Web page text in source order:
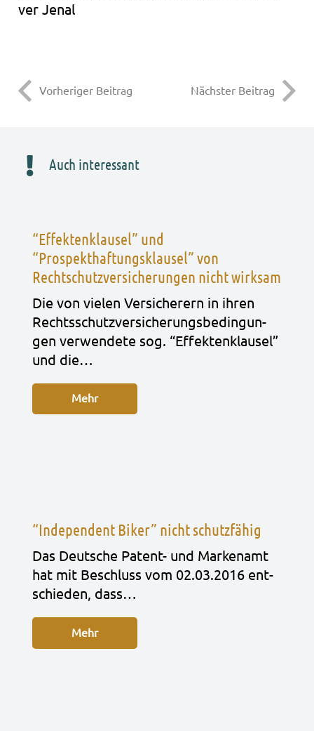
ver Jenal
Vorheriger Beitrag Nächster Beitrag
Auch interessant
“Effektenklausel” und
“Prospekthaftungsklausel” von
Rechtschutzversicherungen nicht wirksam
Die von vie­len Ver­si­che­rern in ihren
Rechts­schutz­ver­si­che­rungs­be­din­gun­
gen ver­wen­de­te sog. “Effek­ten­klau­sel”
und die…
Mehr
“Independent Biker” nicht schutzfähig
Das Deut­sche Patent- und Mar­ken­amt
hat mit Beschluss vom 02.03.2016 ent­
schie­den, dass…
Mehr